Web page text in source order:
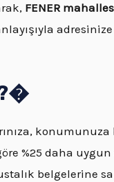
FENER
%25 daha
belgelerine